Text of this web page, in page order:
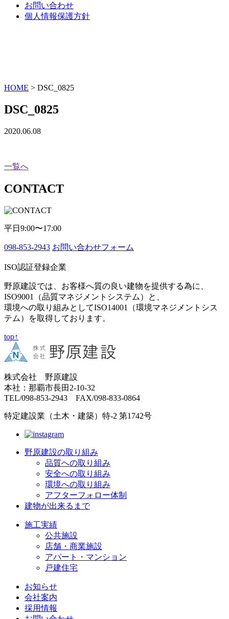
お問い合わせ
個人情報保護方針
HOME > DSC_0825
DSC_0825
2020.06.08
一覧へ
CONTACT
平日9:00〜17:00
098-853-2943 お問い合わせフォーム
ISO認証登録企業
野原建設では、お客様へ質の良い建物を提供する為に、
ISO9001（品質マネジメントシステム）と、
環境への取り組みとしてISO14001（環境マネジメントシス
テム）を取得しております。
top↑
株式会社 野原建設
本社：那覇市長田2-10-32
TEL/098-853-2943 FAX/098-833-0864
特定建設業（土木・建築）特-2 第1742号
野原建設の取り組み
品質への取り組み
安全への取り組み
環境への取り組み
アフターフォロー体制
建物が出来るまで
施工実績
公共施設
店舗・商業施設
アパート・マンション
戸建住宅
お知らせ
会社案内
採用情報